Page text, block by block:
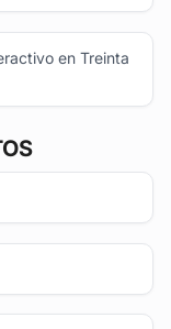
en Treinta